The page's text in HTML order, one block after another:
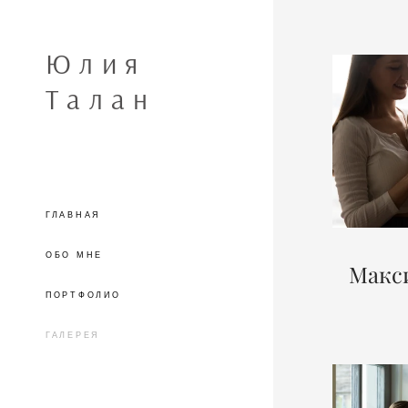
Юлия
Талан
ГЛАВНАЯ
ОБО МНЕ
ПОРТФОЛИО
ГАЛЕРЕЯ